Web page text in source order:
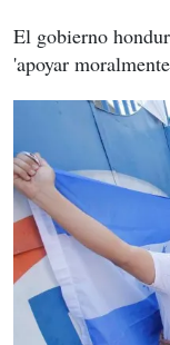
El gobierno
'apoyar